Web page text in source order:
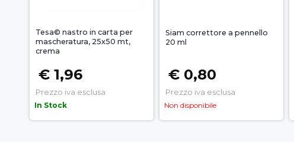
Tesa© nastro in carta per
mascheratura, 25x50 mt,
crema
€ 1,96
Prezzo iva esclusa
In Stock
Siam correttore a pennello
20 ml
€ 0,80
Prezzo iva esclusa
Non disponibile